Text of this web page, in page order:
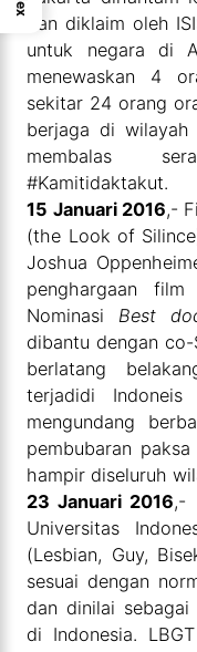
dan diklaim oleh
untuk negara di
menewaskan 4
sekitar 24 orang
berjaga di wilayah
membalas
#Kamitidaktakut.
15 Januari 2016,-
(the Look of
Joshua
penghargaan
Nominasi Best
dibantu dengan
berlatang
terjadidi
mengundang
pembubaran
hampir diseluruh
23 Januari 2016,-
Universitas
(Lesbian, Guy,
sesuai dengan
dan dinilai
di Indonesia.